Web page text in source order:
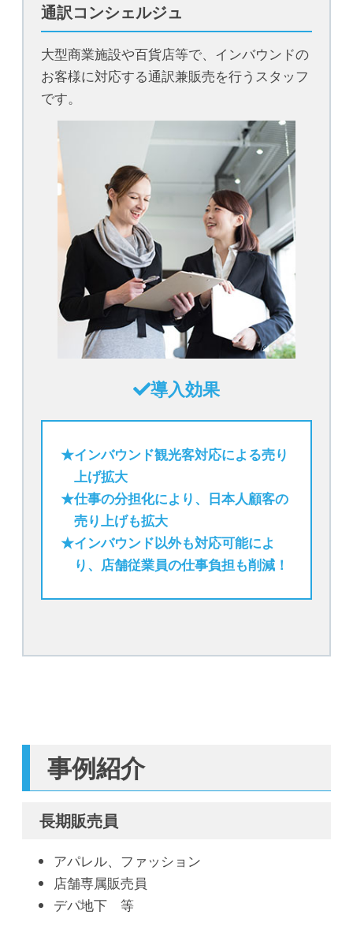
通訳コンシェルジュ
大型商業施設や百貨店等で、インバウンドの
お客様に対応する通訳兼販売を行うスタッフ
です。
導入効果
★インバウンド観光客対応による売り
上げ拡大
★仕事の分担化により、日本人顧客の
売り上げも拡大
★インバウンド以外も対応可能によ
り、店舗従業員の仕事負担も削減！
事例紹介
長期販売員
アパレル、ファッション
店舗専属販売員
デパ地下 等